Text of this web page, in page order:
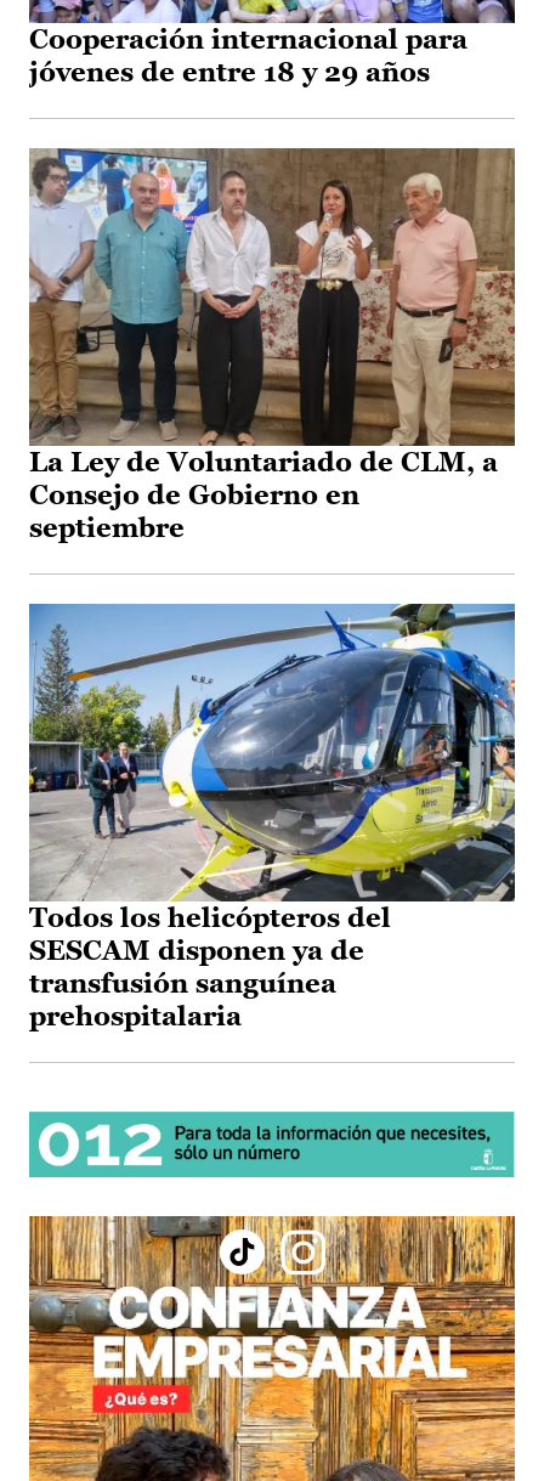
Cooperación internacional para
jóvenes de entre 18 y 29 años
La Ley de Voluntariado de CLM, a
Consejo de Gobierno en
septiembre
Todos los helicópteros del
SESCAM disponen ya de
transfusión sanguínea
prehospitalaria